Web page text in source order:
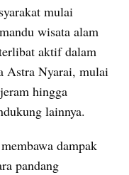
mulai
wisata alam
aktif dalam
Astra Nyarai, mulai
hingga
lainnya.
dampak
pandang